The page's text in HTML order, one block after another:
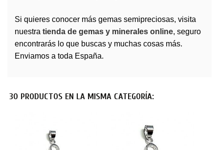
Si quieres conocer más gemas semipreciosas, visita
nuestra tienda de gemas y minerales online, seguro
encontrarás lo que buscas y muchas cosas más.
Enviamos a toda España.
30 PRODUCTOS EN LA MISMA CATEGORÍA: